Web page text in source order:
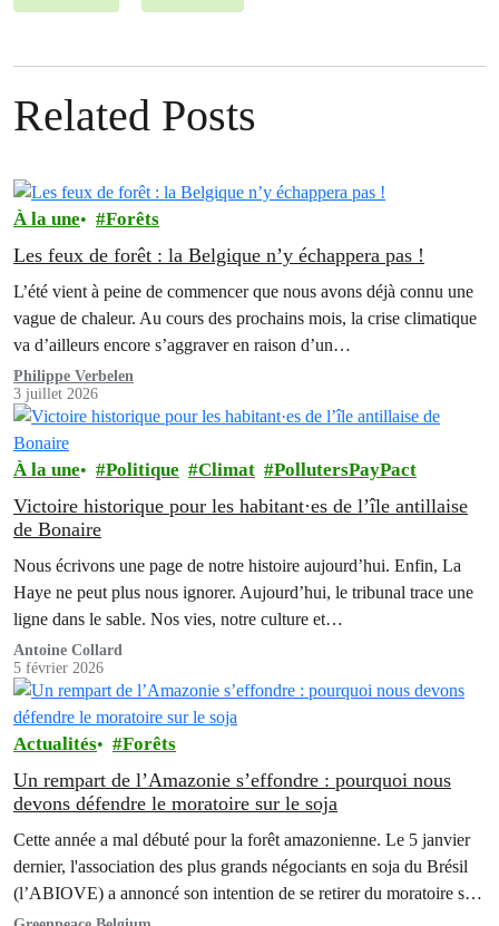
Related Posts
À la une Forêts
Les feux de forêt : la Belgique n’y échappera pas !
L’été vient à peine de commencer que nous avons déjà connu une
vague de chaleur. Au cours des prochains mois, la crise climatique
va d’ailleurs encore s’aggraver en raison d’un…
Philippe Verbelen
3 juillet 2026
À la une Politique Climat PollutersPayPact
Victoire historique pour les habitant·es de l’île antillaise
de Bonaire
Nous écrivons une page de notre histoire aujourd’hui. Enfin, La
Haye ne peut plus nous ignorer. Aujourd’hui, le tribunal trace une
ligne dans le sable. Nos vies, notre culture et…
Antoine Collard
5 février 2026
Actualités Forêts
Un rempart de l’Amazonie s’effondre : pourquoi nous
devons défendre le moratoire sur le soja
Cette année a mal débuté pour la forêt amazonienne. Le 5 janvier
dernier, l'association des plus grands négociants en soja du Brésil
(l’ABIOVE) a annoncé son intention de se retirer du moratoire sur
le soja. Cet accord, considéré comme un des boucliers les plus